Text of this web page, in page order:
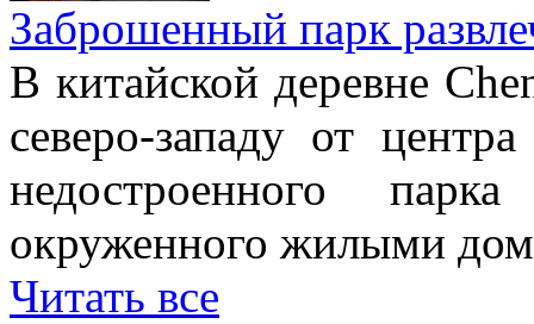
Заброшенный парк
В китайской деревне
северо-западу от
недостроенного
окруженного жилыми
Читать все